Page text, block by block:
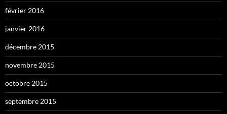
février 2016
janvier 2016
décembre 2015
novembre 2015
octobre 2015
septembre 2015